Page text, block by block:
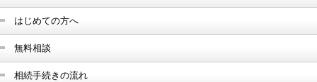
はじめての方へ
無料相談
相続手続きの流れ